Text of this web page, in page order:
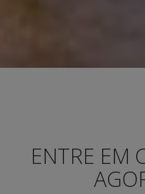
ENTRE EM